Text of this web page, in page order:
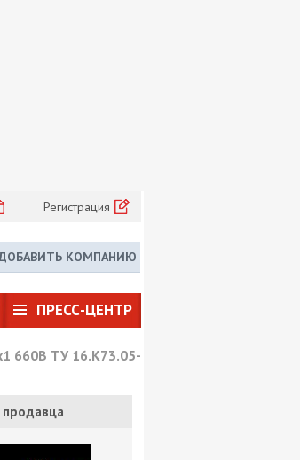
Регистрация
КОМПАНИЮ
ПРЕСС-ЦЕНТР
660В ТУ 16.К73.05-